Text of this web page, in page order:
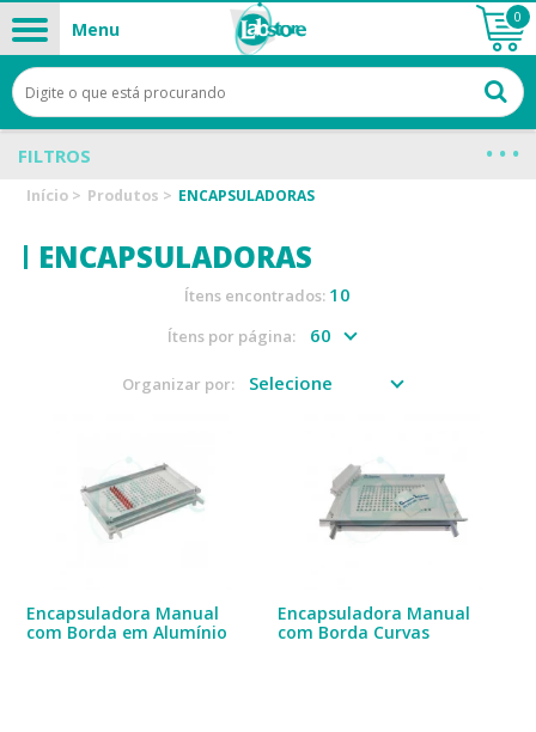
Menu
0
Início > Produtos > ENCAPSULADORAS
FILTROS
ENCAPSULADORAS
Ítens encontrados: 10
Ítens por página:
Organizar por:
Encapsuladora Manual
com Borda em Alumínio
Encapsuladora Manual
com Borda Curvas